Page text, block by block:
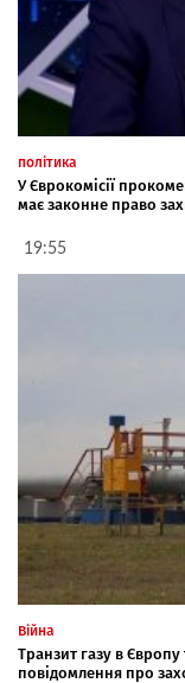
політика
У Єврокомісії
має законне право
19:55
Війна
Транзит газу в
повідомлення про